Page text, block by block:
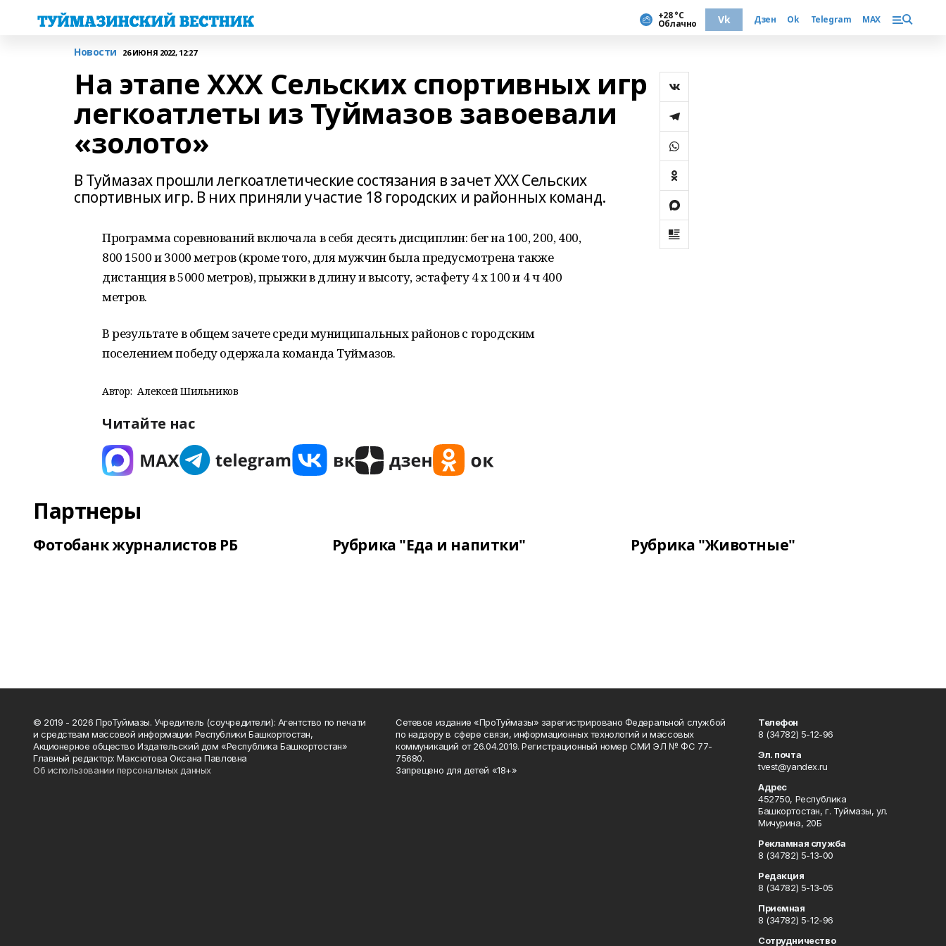
+28 °С
Облачно Vk Дзен Ok Telegram MAX
Новости 26 ИЮНЯ 2022, 12:27
На этапе ХХХ Сельских спортивных игр
легкоатлеты из Туймазов завоевали
«золото»
В Туймазах прошли легкоатлетические состязания в зачет XXX Сельских
спортивных игр. В них приняли участие 18 городских и районных команд.
Программа соревнований включала в себя десять дисциплин: бег на 100, 200, 400,
800 1500 и 3000 метров (кроме того, для мужчин была предусмотрена также
дистанция в 5000 метров), прыжки в длину и высоту, эстафету 4 х 100 и 4 ч 400
метров.
В результате в общем зачете среди муниципальных районов с городским
поселением победу одержала команда Туймазов.
Автор: Алексей Шильников
Читайте нас
Партнеры
Фотобанк журналистов РБ Рубрика "Еда и напитки" Рубрика "Животные"
© 2019 - 2026 ПроТуймазы. Учредитель (соучредители): Агентство по печати
и средствам массовой информации Республики Башкортостан,
Акционерное общество Издательский дом «Республика Башкортостан»
Главный редактор: Максютова Оксана Павловна
Об использовании персональных данных
Сетевое издание «ПроТуймазы» зарегистрировано Федеральной службой
по надзору в сфере связи, информационных технологий и массовых
коммуникаций от 26.04.2019. Регистрационный номер СМИ ЭЛ № ФС 77-
75680.
Запрещено для детей «18+»
Телефон
8 (34782) 5-12-96
Эл. почта
tvest@yandex.ru
Адрес
452750, Республика
Башкортостан, г. Туймазы, ул.
Мичурина, 20Б
Рекламная служба
8 (34782) 5-13-00
Редакция
8 (34782) 5-13-05
Приемная
8 (34782) 5-12-96
Сотрудничество